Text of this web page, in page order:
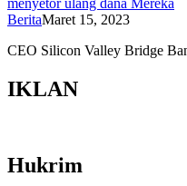
BeritaMaret 15, 2023
CEO Silicon Valley Bridge
IKLAN
Hukrim